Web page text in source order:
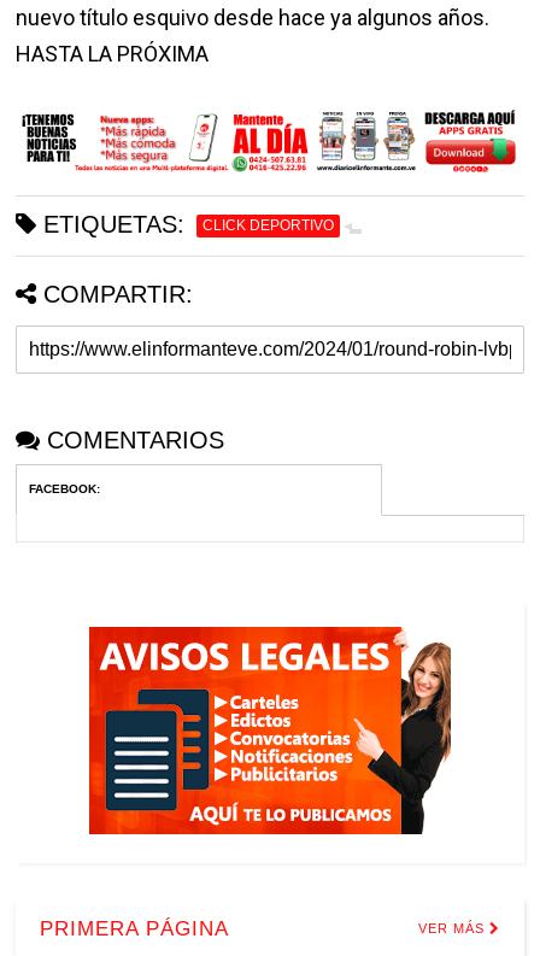
nuevo título esquivo desde hace ya algunos años.
HASTA LA PRÓXIMA
ETIQUETAS: CLICK DEPORTIVO
COMPARTIR:
COMENTARIOS
FACEBOOK:
PRIMERA PÁGINA VER MÁS